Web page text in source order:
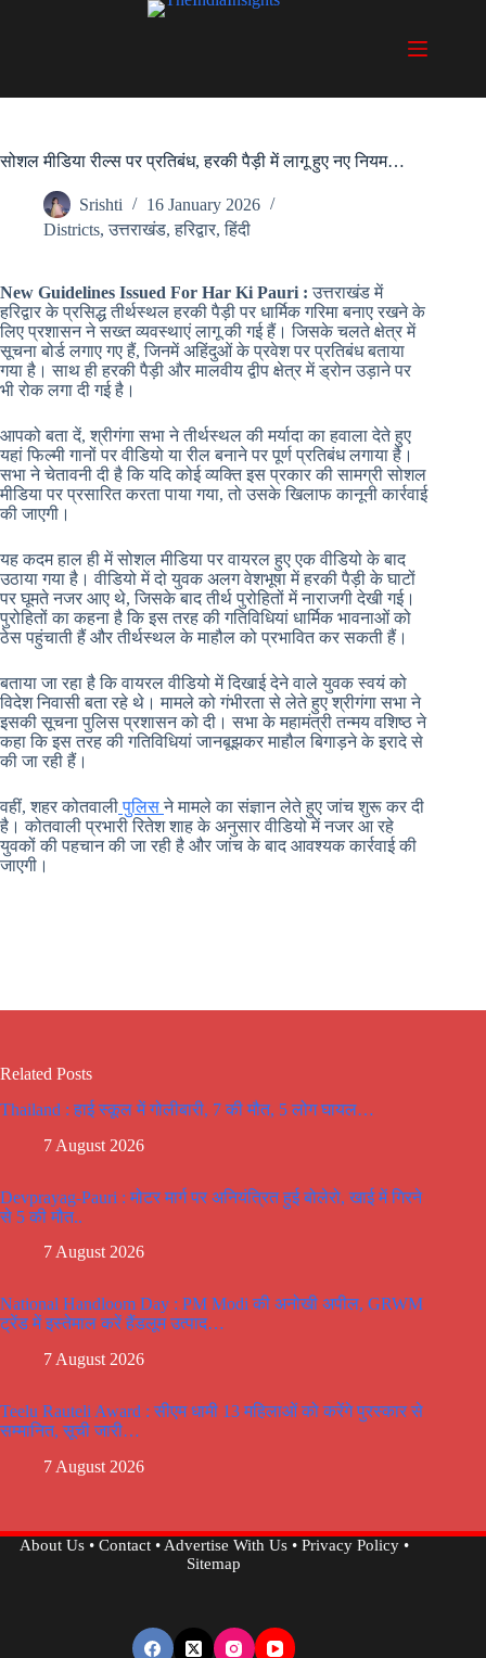
सोशल मीडिया रील्स पर प्रतिबंध, हरकी पैड़ी में लागू हुए नए नियम…
Srishti
16 January 2026
Districts,उत्तराखंड,हरिद्वार,हिंदी
New Guidelines Issued For Har Ki Pauri : उत्तराखंड में
हरिद्वार के प्रसिद्ध तीर्थस्थल हरकी पैड़ी पर धार्मिक गरिमा बनाए रखने के
लिए प्रशासन ने सख्त व्यवस्थाएं लागू की गई हैं। जिसके चलते क्षेत्र में
सूचना बोर्ड लगाए गए हैं, जिनमें अहिंदुओं के प्रवेश पर प्रतिबंध बताया
गया है। साथ ही हरकी पैड़ी और मालवीय द्वीप क्षेत्र में ड्रोन उड़ाने पर
भी रोक लगा दी गई है।
आपको बता दें, श्रीगंगा सभा ने तीर्थस्थल की मर्यादा का हवाला देते हुए
यहां फिल्मी गानों पर वीडियो या रील बनाने पर पूर्ण प्रतिबंध लगाया है।
सभा ने चेतावनी दी है कि यदि कोई व्यक्ति इस प्रकार की सामग्री सोशल
मीडिया पर प्रसारित करता पाया गया, तो उसके खिलाफ कानूनी कार्रवाई
की जाएगी।
यह कदम हाल ही में सोशल मीडिया पर वायरल हुए एक वीडियो के बाद
उठाया गया है। वीडियो में दो युवक अलग वेशभूषा में हरकी पैड़ी के घाटों
पर घूमते नजर आए थे, जिसके बाद तीर्थ पुरोहितों में नाराजगी देखी गई।
पुरोहितों का कहना है कि इस तरह की गतिविधियां धार्मिक भावनाओं को
ठेस पहुंचाती हैं और तीर्थस्थल के माहौल को प्रभावित कर सकती हैं।
बताया जा रहा है कि वायरल वीडियो में दिखाई देने वाले युवक स्वयं को
विदेश निवासी बता रहे थे। मामले को गंभीरता से लेते हुए श्रीगंगा सभा ने
इसकी सूचना पुलिस प्रशासन को दी। सभा के महामंत्री तन्मय वशिष्ठ ने
कहा कि इस तरह की गतिविधियां जानबूझकर माहौल बिगाड़ने के इरादे से
की जा रही हैं।
वहीं, शहर कोतवालीपुलिसने मामले का संज्ञान लेते हुए जांच शुरू कर दी
है। कोतवाली प्रभारी रितेश शाह के अनुसार वीडियो में नजर आ रहे
युवकों की पहचान की जा रही है और जांच के बाद आवश्यक कार्रवाई की
जाएगी।
Related Posts
Thailand : हाई स्कूल में गोलीबारी, 7 की मौत, 5 लोग घायल…
7 August 2026
Devprayag-Pauri : मोटर मार्ग पर अनियंत्रित हुई बोलेरो, खाई में गिरने
से 5 की मौत..
7 August 2026
National Handloom Day : PM Modi की अनोखी अपील, GRWM
ट्रेंड में इस्तेमाल करें हैंडलूम उत्पाद…
7 August 2026
Teelu Rauteli Award : सीएम धामी 13 महिलाओं को करेंगे पुरस्कार से
सम्मानित, सूची जारी…
7 August 2026
About Us• Contact•Advertise With Us• Privacy Policy•
Sitemap